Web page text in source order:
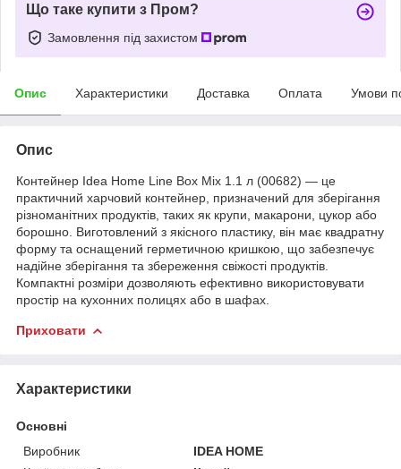
Що таке купити з Пром?
Замовлення під захистом
Опис Характеристики Доставка Оплата Умови
Опис
Контейнер Idea Home Line Box Mix 1.1 л (00682) — це
практичний харчовий контейнер, призначений для зберігання
різноманітних продуктів, таких як крупи, макарони, цукор або
борошно. Виготовлений з якісного пластику, він має квадратну
форму та оснащений герметичною кришкою, що забезпечує
надійне зберігання та збереження свіжості продуктів.
Компактні розміри дозволяють ефективно використовувати
простір на кухонних полицях або в шафах.
Приховати
Характеристики
Основні
Виробник
IDEA HOME